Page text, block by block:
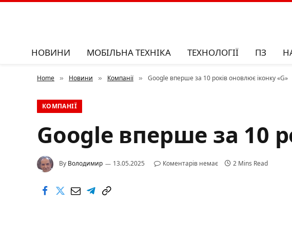
НОВИНИ МОБІЛЬНА ТЕХНІКА ТЕХНОЛОГІЇ ПЗ
Home » Новини » Компанії » Google вперше за 10 років оновлює іконку «G»
КОМПАНІЇ
Google вперше за 10
By Володимир 13.05.2025 Коментарів немає 2 Mins Read